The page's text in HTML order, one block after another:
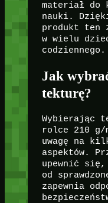
materiał do
nauki. Dzięki
produkt ten
w wielu
codziennego.
Jak
tekturę?
Wybierając
rolce 210 g/
uwagę na
aspektów.
upewnić
od
zapewnia